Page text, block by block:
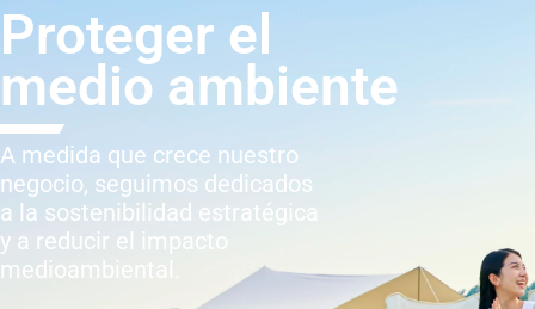
Proteger el
medio ambiente
A medida que crece nuestro
negocio, seguimos dedicados
a la sostenibilidad estratégica
y a reducir el impacto
medioambiental.